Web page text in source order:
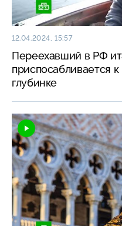
12.04.2024, 15:57
Переехавший в РФ
приспосабливается
глубинке